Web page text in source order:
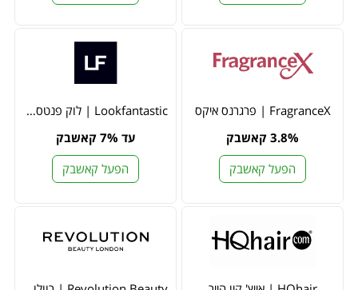
FragranceX | פרגרנס איקס
3.8% קאשבק
הפעל קאשבק
Lookfantastic | לוק פנטסטיק
עד 7% קאשבק
הפעל קאשבק